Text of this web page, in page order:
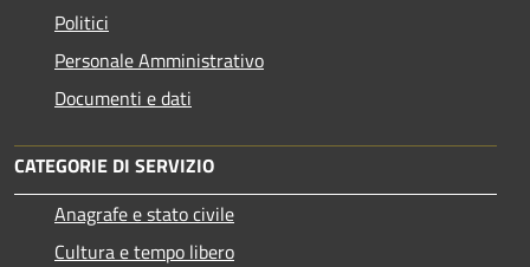
Politici
Personale Amministrativo
Documenti e dati
CATEGORIE DI SERVIZIO
Anagrafe e stato civile
Cultura e tempo libero